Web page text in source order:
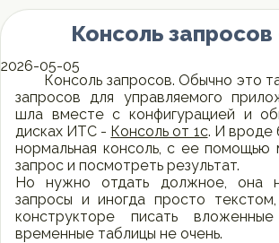
Консоль запросов
2026-05-05
Консоль запросов. Обычно это
запросов для управляемого
шла вместе с конфигурацией и
дисках ИТС - Консоль от 1с. И вроде
нормальная консоль, с ее помощью
запрос и посмотреть результат.
Но нужно отдать должное, она
запросы и иногда просто
конструкторе писать
временные таблицы не очень.